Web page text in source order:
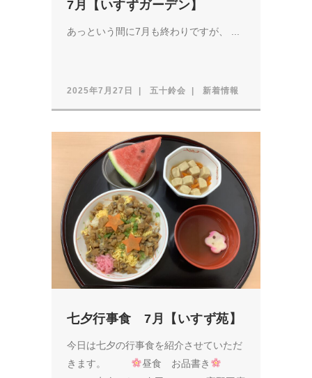
7月【いすずガーデン】
あっという間に7月も終わりですが、 ...
2025年7月27日 五十鈴会 新着情報
七夕行事食 7月【いすず苑】
今日は七夕の行事食を紹介させていただ
きます。
昼食 お品書き